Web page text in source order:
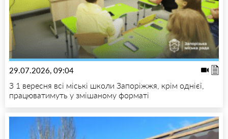
29.07.2026, 09:04
З 1 вересня всі міські школи Запоріжжя, крім однієї,
працюватимуть у змішаному форматі